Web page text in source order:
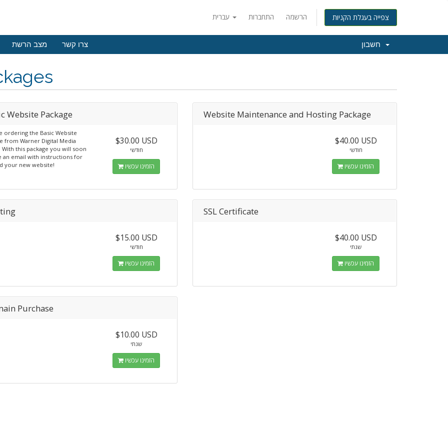
התחברות הרשמה צפייה בעגלת הקניות
מצב הרשת צרו קשר
Website Package
ordering the Basic Website
from Warner Digital Media
With this package you will soon
an email with instructions for
your new website!
$30.00 USD
חודשי
הזמינו עכשיו
Website Maintenance and Hosting Package
$40.00 USD
חודשי
הזמינו עכשיו
$15.00 USD
חודשי
הזמינו עכשיו
SSL Certificate
$40.00 USD
שנתי
הזמינו עכשיו
Purchase
$10.00 USD
שנתי
הזמינו עכשיו